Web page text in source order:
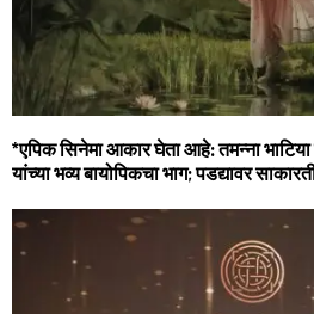
*एपिक सिनेमा आकार घेता आहे: तमन्ना भाटिया
यांच्या भव्य बायोपिकचा भाग; पडद्यावर